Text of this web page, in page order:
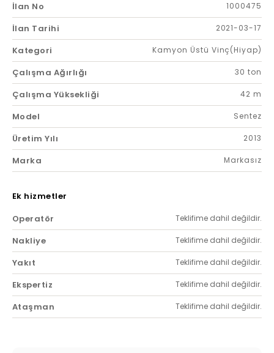
İlan No 1000475
İlan Tarihi 2021-03-17
Kategori Kamyon Üstü Vinç(Hiyap)
Çalışma Ağırlığı 30 ton
Çalışma Yüksekliği 42 m
Model Sentez
Üretim Yılı 2013
Marka Markasız
Ek hizmetler
Operatör
Teklifime dahil değildir.
Nakliye Teklifime dahil değildir.
Yakıt Teklifime dahil değildir.
Ekspertiz Teklifime dahil değildir.
Ataşman Teklifime dahil değildir.